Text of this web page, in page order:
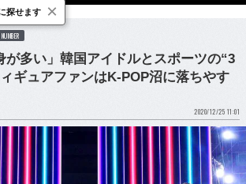
が多い」韓国アイドルとスポーツの“3
ギュアファンはK-POP沼に落ちやす
2020/12/25 11:01
探せます ×